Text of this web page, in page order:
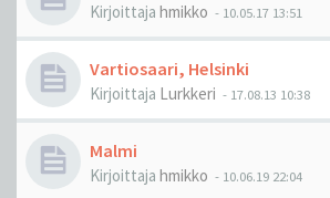
Kirjoittaja hmikko - 10.05.17 13:51
Vartiosaari, Helsinki
Kirjoittaja Lurkkeri - 17.08.13 10:38
Malmi
Kirjoittaja hmikko - 10.06.19 22:04